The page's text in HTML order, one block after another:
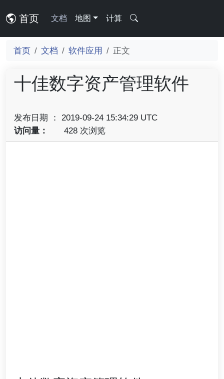
首页 文档 地图 计算
首页 文档 软件应用 正文
十佳数字资产管理软件
发布日期 ： 2019-09-24 15:34:29 UTC
访问量：
428 次浏览